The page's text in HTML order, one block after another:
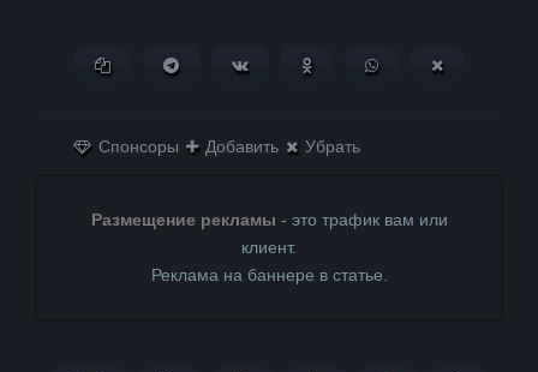
Копировать ссылкуПоделиться в Telegram
Поделиться ВКонтактеПоделиться в
Поделиться в
Спонсоры Добавить Убрать
Размещение рекламы - это трафик вам или
клиент.
Реклама на баннере в статье.